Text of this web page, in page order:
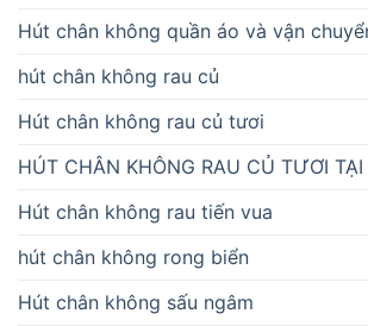
Hút chân không quần áo và vận
hút chân không rau củ
Hút chân không rau củ tươi
HÚT CHÂN KHÔNG RAU CỦ TƯƠI
Hút chân không rau tiến vua
hút chân không rong biển
Hút chân không sấu ngâm